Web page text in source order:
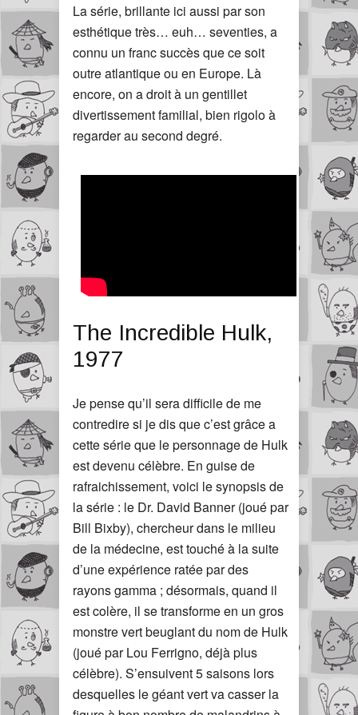
La série, brillante ici aussi par son
esthétique très… euh… seventies, a
connu un franc succès que ce soit
outre atlantique ou en Europe. Là
encore, on a droit à un gentillet
divertissement familial, bien rigolo à
regarder au second degré.
The Incredible Hulk,
1977
Je pense qu’il sera difficile de me
contredire si je dis que c’est grâce a
cette série que le personnage de Hulk
est devenu célèbre. En guise de
rafraichissement, voici le synopsis de
la série : le Dr. David Banner (joué par
Bill Bixby), chercheur dans le milieu
de la médecine, est touché à la suite
d’une expérience ratée par des
rayons gamma ; désormais, quand il
est colère, il se transforme en un gros
monstre vert beuglant du nom de Hulk
(joué par Lou Ferrigno, déjà plus
célèbre). S’ensuivent 5 saisons lors
desquelles le géant vert va casser la